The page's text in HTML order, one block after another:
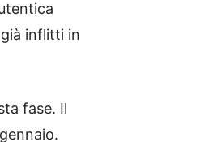
inflitti in
fase. Il